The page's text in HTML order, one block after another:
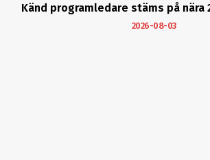
Känd programledare stäms på nära
2026-08-03